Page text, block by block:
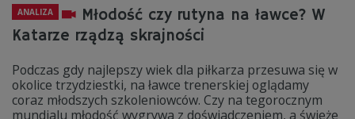
ANALIZA
Młodość czy rutyna na ławce? W
Katarze rządzą skrajności
Podczas gdy najlepszy wiek dla piłkarza przesuwa się w
okolice trzydziestki, na ławce trenerskiej oglądamy
coraz młodszych szkoleniowców. Czy na tegorocznym
mundialu młodość wygrywa z doświadczeniem, a świeże